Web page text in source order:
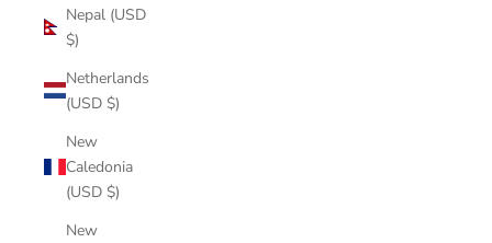
Nepal (USD
$)
Netherlands
(USD $)
New
Caledonia
(USD $)
New